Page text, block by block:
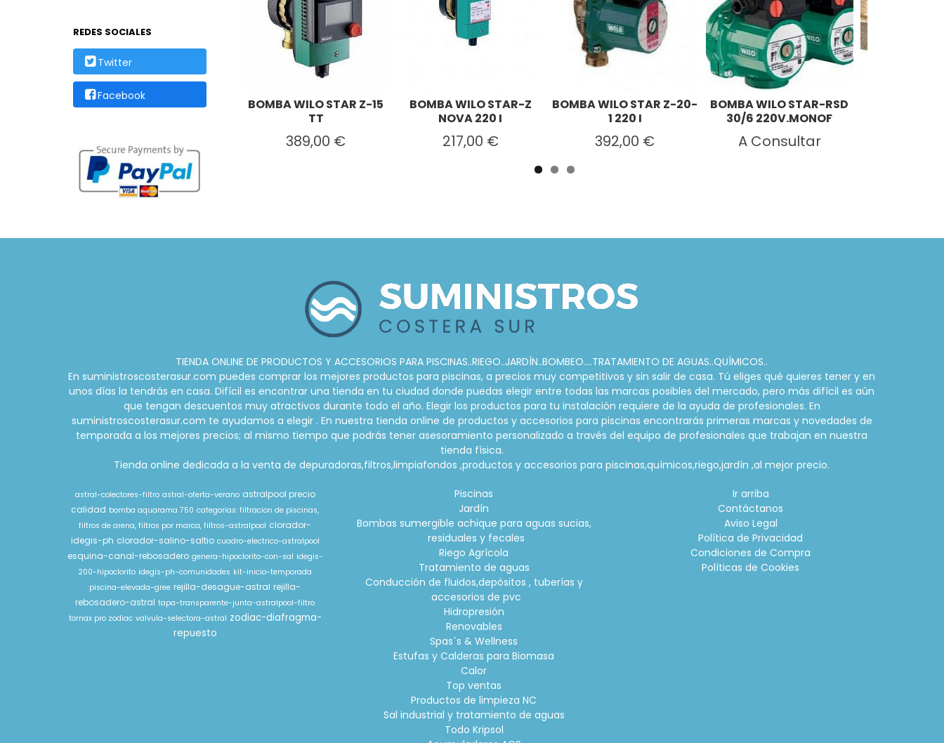
REDES SOCIALES
Twitter
Facebook
BOMBA WILO STAR Z-15
TT
389,00 €
BOMBA WILO STAR-Z
NOVA 220 I
217,00 €
BOMBA WILO STAR Z-20-
1 220 I
392,00 €
BOMBA WILO STAR-RSD
30/6 220V.MONOF
A Consultar
TIENDA ONLINE DE PRODUCTOS Y ACCESORIOS PARA PISCINAS..RIEGO..JARDÍN..BOMBEO....TRATAMIENTO DE AGUAS..QUÍMICOS..
En suministroscosterasur.com puedes comprar los mejores productos para piscinas, a precios muy competitivos y sin salir de casa. Tú eliges qué quieres tener y en
unos días la tendrás en casa. Difícil es encontrar una tienda en tu ciudad donde puedas elegir entre todas las marcas posibles del mercado, pero más difícil es aún
que tengan descuentos muy atractivos durante todo el año. Elegir los productos para tu instalación requiere de la ayuda de profesionales. En
suministroscosterasur.com te ayudamos a elegir . En nuestra tienda online de productos y accesorios para piscinas encontrarás primeras marcas y novedades de
temporada a los mejores precios; al mismo tiempo que podrás tener asesoramiento personalizado a través del equipo de profesionales que trabajan en nuestra
tienda física.
Tienda online dedicada a la venta de depuradoras,filtros,limpiafondos ,productos y accesorios para piscinas,químicos,riego,jardín ,al mejor precio.
astral-colectores-filtro astral-oferta-verano astralpool precio
calidad bomba aquarama 750 categorias: filtracion de piscinas,
filtros de arena, filtros por marca, filtros-astralpool clorador-
idegis-ph clorador-salino-saltio cuadro-electrico-astralpool
esquina-canal-rebosadero genera-hipoclorito-con-sal idegis-
200-hipoclorito idegis-ph-comunidades kit-inicio-temporada
piscina-elevada-gree rejilla-desague-astral rejilla-
rebosadero-astral tapa-transparente-junta-astralpool-filtro
tornax pro zodiac valvula-selectora-astral zodiac-diafragma-
repuesto
Piscinas
Jardín
Bombas sumergible achique para aguas sucias,
residuales y fecales
Riego Agrícola
Tratamiento de aguas
Conducción de fluidos,depósitos , tuberías y
accesorios de pvc
Hidropresión
Renovables
Spas´s & Wellness
Estufas y Calderas para Biomasa
Calor
Top ventas
Productos de limpieza NC
Sal industrial y tratamiento de aguas
Todo Kripsol
Ir arriba
Contáctanos
Aviso Legal
Política de Privacidad
Condiciones de Compra
Políticas de Cookies